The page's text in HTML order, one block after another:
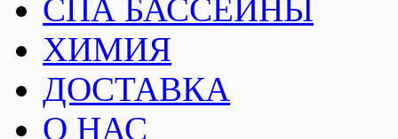
СПА БАССЕЙНЫ
ХИМИЯ
ДОСТАВКА
О НАС